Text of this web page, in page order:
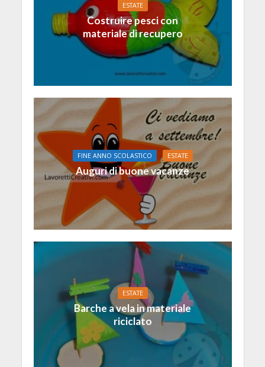
ESTATE
Costruire pesci con
materiale di recupero
FINE ANNO SCOLASTICO ESTATE
Auguri di buone vacanze
ESTATE
Barche a vela in materiale
riciclato